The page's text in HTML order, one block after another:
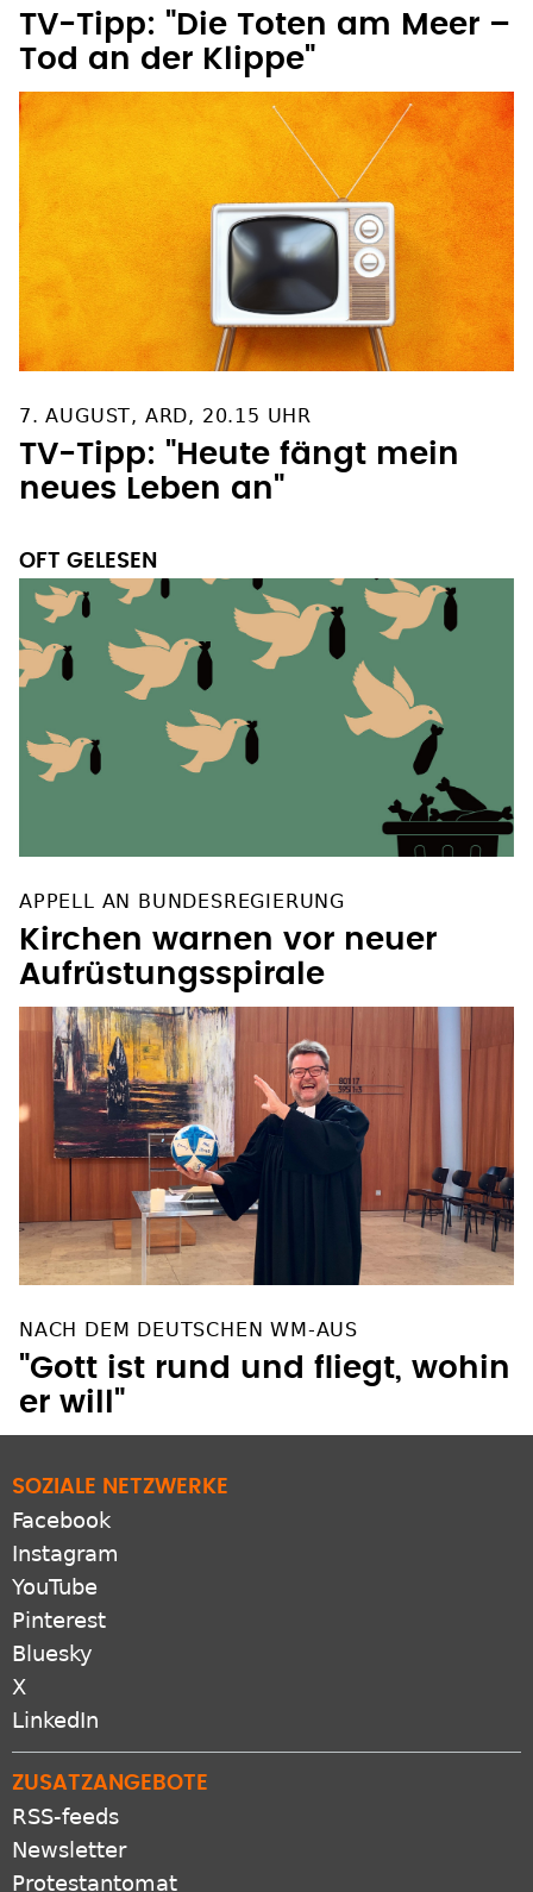
TV-Tipp: "Die Toten am Meer –
Tod an der Klippe"
7. AUGUST, ARD, 20.15 UHR
TV-Tipp: "Heute fängt mein
neues Leben an"
OFT GELESEN
APPELL AN BUNDESREGIERUNG
Kirchen warnen vor neuer
Aufrüstungsspirale
NACH DEM DEUTSCHEN WM-AUS
"Gott ist rund und fliegt, wohin
er will"
SOZIALE NETZWERKE
Facebook
Instagram
YouTube
Pinterest
Bluesky
X
LinkedIn
ZUSATZANGEBOTE
RSS-feeds
Newsletter
Protestantomat